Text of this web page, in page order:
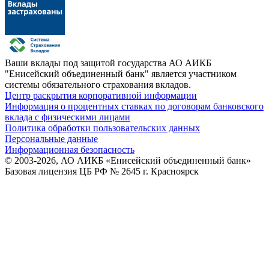
Ваши вклады под защитой государства АО АИКБ
"Енисейский объединенный банк" является участником
системы обязательного страхования вкладов.
Центр раскрытия корпоративной информации
Информация о процентных ставках по договорам банковского
вклада с физическими лицами
Политика обработки пользовательских данных
Персональные данные
Информационная безопасность
© 2003-2026, АО АИКБ «Енисейский объединенный банк»
Базовая лицензия ЦБ РФ № 2645 г. Красноярск